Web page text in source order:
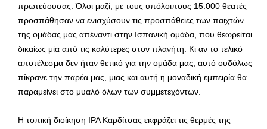
πρωτεύουσας. Όλοι μαζί, με τους υπόλοιπους 15.000 θεατές
προσπάθησαν να ενισχύσουν τις προσπάθειες των παιχτών
της ομάδας μας απέναντι στην Ισπανική ομάδα, που θεωρείται
δικαίως μία από τις καλύτερες στον πλανήτη. Κι αν το τελικό
αποτέλεσμα δεν ήταν θετικό για την ομάδα μας, αυτό ουδόλως
πίκρανε την παρέα μας, μιας και αυτή η μοναδική εμπειρία θα
παραμείνει στο μυαλό όλων των συμμετεχόντων.
Η τοπική διοίκηση IPA Καρδίτσας εκφράζει τις θερμές της